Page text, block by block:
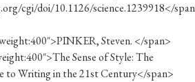
cgi/doi/10.1126/science.1239918</
Steven. </span>
Sense of Style: The
to Writing in the 21st Century</span>